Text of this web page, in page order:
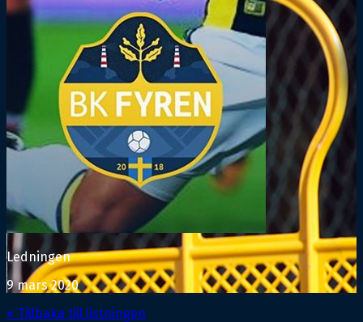
Ledningen
9 mars 2020
« Tillbaka till listningen